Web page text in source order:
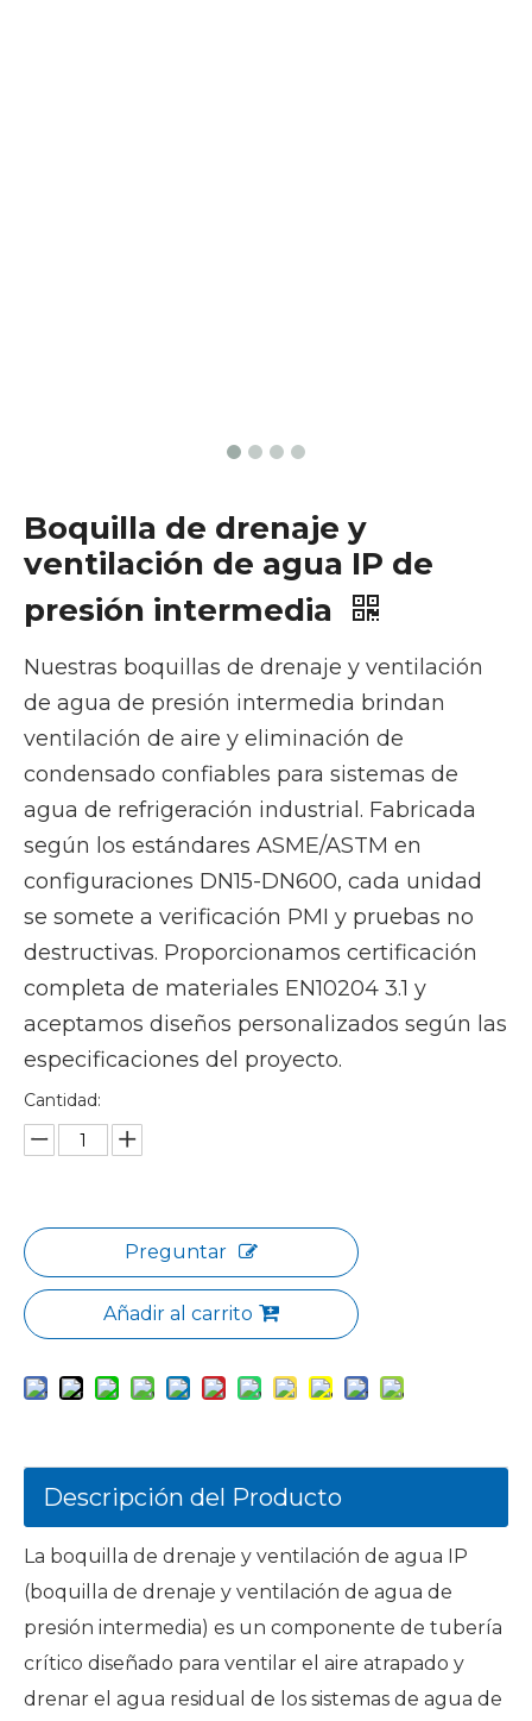
Boquilla de drenaje y
ventilación de agua IP de
presión intermedia
Nuestras boquillas de drenaje y ventilación
de agua de presión intermedia brindan
ventilación de aire y eliminación de
condensado confiables para sistemas de
agua de refrigeración industrial. Fabricada
según los estándares ASME/ASTM en
configuraciones DN15-DN600, cada unidad
se somete a verificación PMI y pruebas no
destructivas. Proporcionamos certificación
completa de materiales EN10204 3.1 y
aceptamos diseños personalizados según las
especificaciones del proyecto.
Cantidad:
Preguntar
Añadir al carrito
Descripción del Producto
La boquilla de drenaje y ventilación de agua IP
(boquilla de drenaje y ventilación de agua de
presión intermedia) es un componente de tubería
crítico diseñado para ventilar el aire atrapado y
drenar el agua residual de los sistemas de agua de